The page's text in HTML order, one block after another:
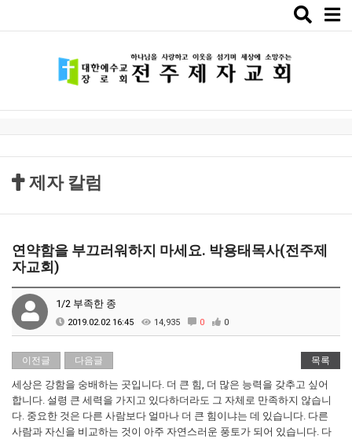
Toggle
제자 칼럼
연약함을 부끄러워하지 마세요. 박용태목사(전주제
자교회)
1/2 부족한 종
2019.02.02 16:45 14,935 0 0
이전글 다음글 목록
세상은 강함을 숭배하는 곳입니다. 더 큰 힘, 더 많은 능력을 갖추고 싶어
합니다. 설령 큰 세력을 가지고 있다하더라도 그 자체로 만족하지 않습니
다. 중요한 것은 다른 사람보다 얼마나 더 큰 힘이냐는 데 있습니다. 다른
사람과 자신을 비교하는 것이 아주 자연스러운 풍토가 되어 있습니다. 다